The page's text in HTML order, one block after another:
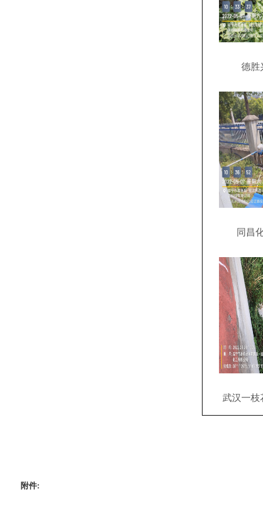
德胜
同昌
武汉一枝
附件: